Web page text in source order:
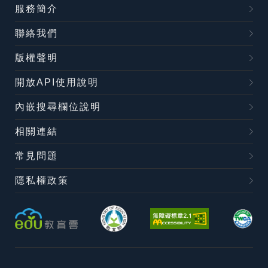
服務簡介
聯絡我們
版權聲明
開放API使用說明
內嵌搜尋欄位說明
相關連結
常見問題
隱私權政策